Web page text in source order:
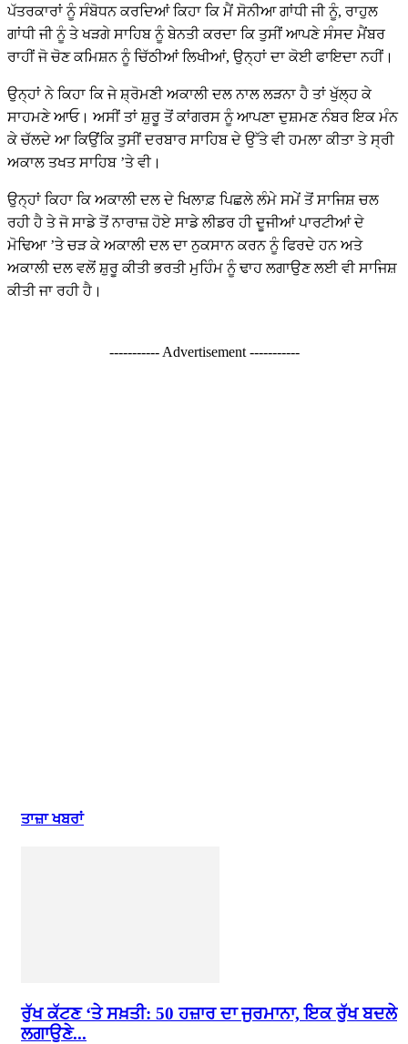
ਪੱਤਰਕਾਰਾਂ ਨੂੰ ਸੰਬੋਧਨ ਕਰਦਿਆਂ ਕਿਹਾ ਕਿ ਮੈਂ ਸੋਨੀਆ ਗਾਂਧੀ ਜੀ ਨੂੰ, ਰਾਹੁਲ
ਗਾਂਧੀ ਜੀ ਨੂੰ ਤੇ ਖੜਗੇ ਸਾਹਿਬ ਨੂੰ ਬੇਨਤੀ ਕਰਦਾ ਕਿ ਤੁਸੀਂ ਆਪਣੇ ਸੰਸਦ ਮੈਂਬਰ
ਰਾਹੀਂ ਜੋ ਚੋਣ ਕਮਿਸ਼ਨ ਨੂੰ ਚਿੱਠੀਆਂ ਲਿਖੀਆਂ, ਉਨ੍ਹਾਂ ਦਾ ਕੋਈ ਫਾਇਦਾ ਨਹੀਂ।
ਉਨ੍ਹਾਂ ਨੇ ਕਿਹਾ ਕਿ ਜੇ ਸ਼੍ਰੋਮਣੀ ਅਕਾਲੀ ਦਲ ਨਾਲ ਲੜਨਾ ਹੈ ਤਾਂ ਖੁੱਲ੍ਹ ਕੇ
ਸਾਹਮਣੇ ਆਓ। ਅਸੀਂ ਤਾਂ ਸ਼ੁਰੂ ਤੋਂ ਕਾਂਗਰਸ ਨੂੰ ਆਪਣਾ ਦੁਸ਼ਮਣ ਨੰਬਰ ਇਕ ਮੰਨ
ਕੇ ਚੱਲਦੇ ਆ ਕਿਉਂਕਿ ਤੁਸੀਂ ਦਰਬਾਰ ਸਾਹਿਬ ਦੇ ਉੱਤੇ ਵੀ ਹਮਲਾ ਕੀਤਾ ਤੇ ਸ੍ਰੀ
ਅਕਾਲ ਤਖਤ ਸਾਹਿਬ ’ਤੇ ਵੀ।
ਉਨ੍ਹਾਂ ਕਿਹਾ ਕਿ ਅਕਾਲੀ ਦਲ ਦੇ ਖਿਲਾਫ਼ ਪਿਛਲੇ ਲੰਮੇ ਸਮੇਂ ਤੋਂ ਸਾਜਿਸ਼ ਚਲ
ਰਹੀ ਹੈ ਤੇ ਜੋ ਸਾਡੇ ਤੋਂ ਨਾਰਾਜ਼ ਹੋਏ ਸਾਡੇ ਲੀਡਰ ਹੀ ਦੂਜੀਆਂ ਪਾਰਟੀਆਂ ਦੇ
ਮੋਢਿਆ ’ਤੇ ਚੜ ਕੇ ਅਕਾਲੀ ਦਲ ਦਾ ਨੁਕਸਾਨ ਕਰਨ ਨੂੰ ਫਿਰਦੇ ਹਨ ਅਤੇ
ਅਕਾਲੀ ਦਲ ਵਲੋਂ ਸ਼ੁਰੂ ਕੀਤੀ ਭਰਤੀ ਮੁਹਿੰਮ ਨੂੰ ਢਾਹ ਲਗਾਉਣ ਲਈ ਵੀ ਸਾਜਿਸ਼
ਕੀਤੀ ਜਾ ਰਹੀ ਹੈ।
----------- Advertisement -----------
ਤਾਜ਼ਾ ਖਬਰਾਂ
ਰੁੱਖ ਕੱਟਣ ‘ਤੇ ਸਖ਼ਤੀ: 50 ਹਜ਼ਾਰ ਦਾ ਜੁਰਮਾਨਾ, ਇਕ ਰੁੱਖ ਬਦਲੇ
ਲਗਾਉਣੇ...